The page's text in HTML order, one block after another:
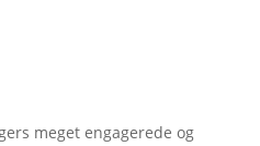
meget engagerede og